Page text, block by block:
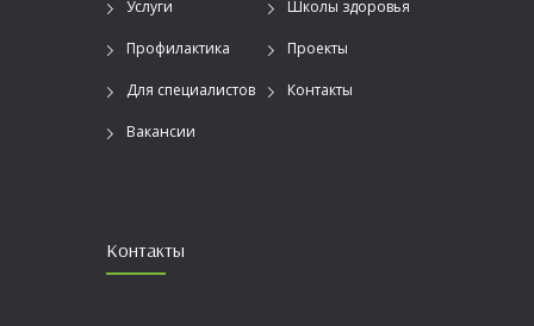
Услуги Школы здоровья
Профилактика Проекты
Для специалистов Контакты
Вакансии
Контакты